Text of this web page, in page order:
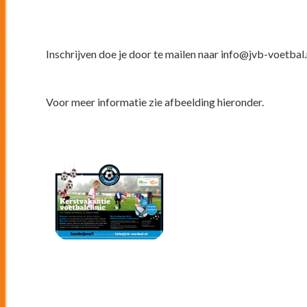
Inschrijven doe je door te mailen naar info@jvb-
Voor meer informatie zie afbeelding hieronder.